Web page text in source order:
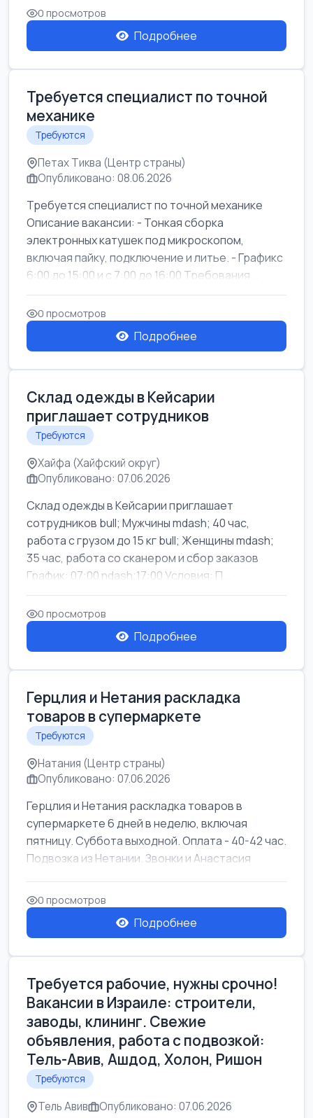
0 просмотров
Подробнее
Требуется специалист по точной
механике
Требуются
Петах Тиква (Центр страны)
Опубликовано: 08.06.2026
Требуется специалист по точной механике
Описание вакансии: - Тонкая сборка
электронных катушек под микроскопом,
включая пайку, подключение и литье. - Графикс
6:00 до 15:00 и с 7:00 до 16:00 Требования...
0 просмотров
Подробнее
Склад одежды в Кейсарии
приглашает сотрудников
Требуются
Хайфа (Хайфский округ)
Опубликовано: 07.06.2026
Склад одежды в Кейсарии приглашает
сотрудников bull; Мужчины mdash; 40 час,
работа с грузом до 15 кг bull; Женщины mdash;
35 час, работа со сканером и сбор заказов
График: 07:00 ndash;17:00 Условия: П...
0 просмотров
Подробнее
Герцлия и Нетания раскладка
товаров в супермаркете
Требуются
Натания (Центр страны)
Опубликовано: 07.06.2026
Герцлия и Нетания раскладка товаров в
супермаркете 6 дней в неделю, включая
пятницу. Суббота выходной. Оплата - 40-42 час.
Подвозка из Нетании. Звонки и Анастасия
0 просмотров
Подробнее
Требуется рабочие, нужны срочно!
Вакансии в Израиле: строители,
заводы, клининг. Свежие
объявления, работа с подвозкой:
Тель-Авив, Ашдод, Холон, Ришон
Требуются
Тель Авив Опубликовано: 07.06.2026